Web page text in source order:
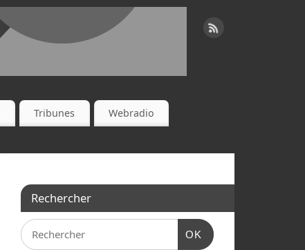
Tribunes Webradio
Rechercher
OK